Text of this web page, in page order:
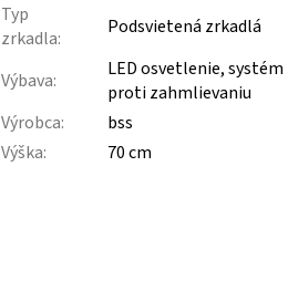
Typ
zrkadla: Podsvietená zrkadlá
Výbava:
LED osvetlenie, systém
proti zahmlievaniu
Výrobca:
bss
Výška: 70 cm